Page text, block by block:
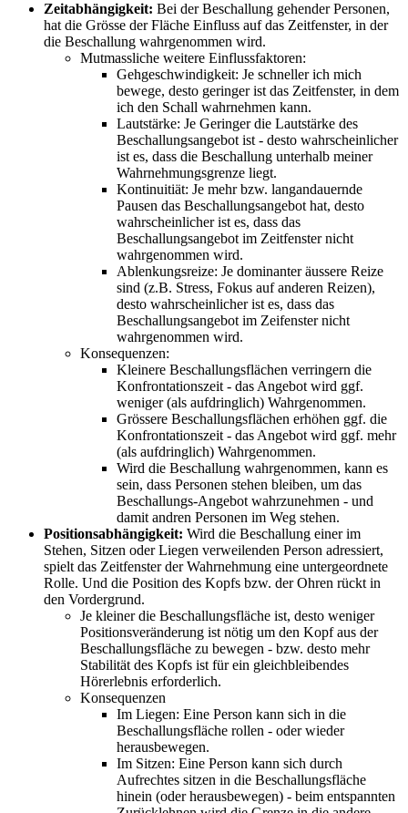
Zeitabhängigkeit: Bei der Beschallung gehender Personen,
hat die Grösse der Fläche Einfluss auf das Zeitfenster, in der
die Beschallung wahrgenommen wird.
Mutmassliche weitere Einflussfaktoren:
Gehgeschwindigkeit: Je schneller ich mich
bewege, desto geringer ist das Zeitfenster, in dem
ich den Schall wahrnehmen kann.
Lautstärke: Je Geringer die Lautstärke des
Beschallungsangebot ist - desto wahrscheinlicher
ist es, dass die Beschallung unterhalb meiner
Wahrnehmungsgrenze liegt.
Kontinuitiät: Je mehr bzw. langandauernde
Pausen das Beschallungsangebot hat, desto
wahrscheinlicher ist es, dass das
Beschallungsangebot im Zeitfenster nicht
wahrgenommen wird.
Ablenkungsreize: Je dominanter äussere Reize
sind (z.B. Stress, Fokus auf anderen Reizen),
desto wahrscheinlicher ist es, dass das
Beschallungsangebot im Zeifenster nicht
wahrgenommen wird.
Konsequenzen:
Kleinere Beschallungsflächen verringern die
Konfrontationszeit - das Angebot wird ggf.
weniger (als aufdringlich) Wahrgenommen.
Grössere Beschallungsflächen erhöhen ggf. die
Konfrontationszeit - das Angebot wird ggf. mehr
(als aufdringlich) Wahrgenommen.
Wird die Beschallung wahrgenommen, kann es
sein, dass Personen stehen bleiben, um das
Beschallungs-Angebot wahrzunehmen - und
damit andren Personen im Weg stehen.
Positionsabhängigkeit: Wird die Beschallung einer im
Stehen, Sitzen oder Liegen verweilenden Person adressiert,
spielt das Zeitfenster der Wahrnehmung eine untergeordnete
Rolle. Und die Position des Kopfs bzw. der Ohren rückt in
den Vordergrund.
Je kleiner die Beschallungsfläche ist, desto weniger
Positionsveränderung ist nötig um den Kopf aus der
Beschallungsfläche zu bewegen - bzw. desto mehr
Stabilität des Kopfs ist für ein gleichbleibendes
Hörerlebnis erforderlich.
Konsequenzen
Im Liegen: Eine Person kann sich in die
Beschallungsfläche rollen - oder wieder
herausbewegen.
Im Sitzen: Eine Person kann sich durch
Aufrechtes sitzen in die Beschallungsfläche
hinein (oder herausbewegen) - beim entspannten